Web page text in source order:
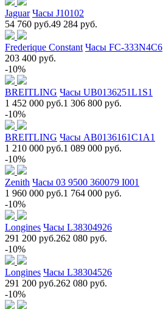
Jaguar Часы J10102
54 760 руб.49 284 руб.
Frederique Constant Часы FC-333N4C6
203 400 руб.
-10%
BREITLING Часы UB0136251L1S1
1 452 000 руб.1 306 800 руб.
-10%
BREITLING Часы AB0136161C1A1
1 210 000 руб.1 089 000 руб.
-10%
Zenith Часы 03 9500 360079 I001
1 960 000 руб.1 764 000 руб.
-10%
Longines Часы L38304926
291 200 руб.262 080 руб.
-10%
Longines Часы L38304526
291 200 руб.262 080 руб.
-10%